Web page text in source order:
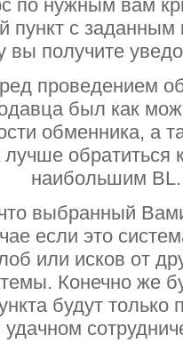
по нужным вам
пункт с заданным
вы получите
проведением
был как
обменника, а
наибольшим BL.
выбранный
если это
или исков от
Конечно же
будут
удачном